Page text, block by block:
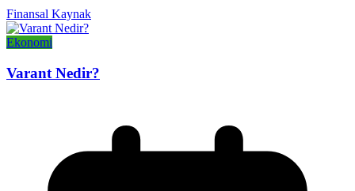
Finansal Kaynak
Ekonomi
Varant Nedir?